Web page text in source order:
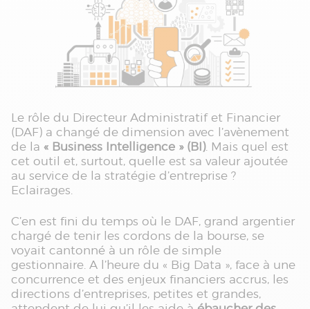
Le rôle du Directeur Administratif et Financier
(DAF) a changé de dimension avec l’avènement
de la « Business Intelligence » (BI). Mais quel est
cet outil et, surtout, quelle est sa valeur ajoutée
au service de la stratégie d’entreprise ?
Eclairages.
C’en est fini du temps où le DAF, grand argentier
chargé de tenir les cordons de la bourse, se
voyait cantonné à un rôle de simple
gestionnaire. A l’heure du « Big Data », face à une
concurrence et des enjeux financiers accrus, les
directions d’entreprises, petites et grandes,